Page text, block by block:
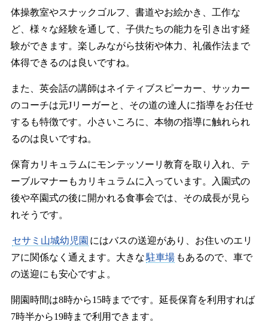
体操教室やスナックゴルフ、書道やお絵かき、工作な
ど、様々な経験を通して、子供たちの能力を引き出す経
験ができます。楽しみながら技術や体力、礼儀作法まで
体得できるのは良いですね。
また、英会話の講師はネイティブスピーカー、サッカー
のコーチは元Jリーガーと、その道の達人に指導をお任せ
するも特徴です。小さいころに、本物の指導に触れられ
るのは良いですね。
保育カリキュラムにモンテッソーリ教育を取り入れ、テ
ーブルマナーもカリキュラムに入っています。入園式の
後や卒園式の後に開かれる食事会では、その成長が見ら
れそうです。
セサミ山城幼児園 にはバスの送迎があり、お住いのエリ
アに関係なく通えます。大きな駐車場 もあるので、車で
の送迎にも安心ですよ。
開園時間は8時から15時までです。延長保育を利用すれば
7時半から19時まで利用できます。